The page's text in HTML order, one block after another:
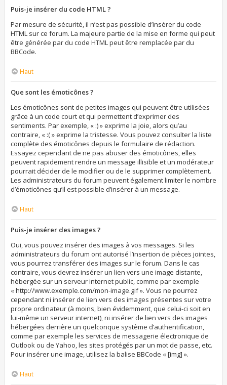
Puis-je insérer du code HTML ?
Par mesure de sécurité, il n’est pas possible d’insérer du code
HTML sur ce forum. La majeure partie de la mise en forme qui peut
être générée par du code HTML peut être remplacée par du
BBCode.
Haut
Que sont les émoticônes ?
Les émoticônes sont de petites images qui peuvent être utilisées
grâce à un code court et qui permettent d’exprimer des
sentiments. Par exemple, « :) » exprime la joie, alors qu’au
contraire, « :( » exprime la tristesse. Vous pouvez consulter la liste
complète des émoticônes depuis le formulaire de rédaction.
Essayez cependant de ne pas abuser des émoticônes, elles
peuvent rapidement rendre un message illisible et un modérateur
pourrait décider de le modifier ou de le supprimer complètement.
Les administrateurs du forum peuvent également limiter le nombre
d’émoticônes qu’il est possible d’insérer à un message.
Haut
Puis-je insérer des images ?
Oui, vous pouvez insérer des images à vos messages. Si les
administrateurs du forum ont autorisé l’insertion de pièces jointes,
vous pourrez transférer des images sur le forum. Dans le cas
contraire, vous devrez insérer un lien vers une image distante,
hébergée sur un serveur internet public, comme par exemple
« http://www.exemple.com/mon-image.gif ». Vous ne pourrez
cependant ni insérer de lien vers des images présentes sur votre
propre ordinateur (à moins, bien évidemment, que celui-ci soit en
lui-même un serveur internet), ni insérer de lien vers des images
hébergées derrière un quelconque système d’authentification,
comme par exemple les services de messagerie électronique de
Outlook ou de Yahoo, les sites protégés par un mot de passe, etc.
Pour insérer une image, utilisez la balise BBCode « [img] ».
Haut